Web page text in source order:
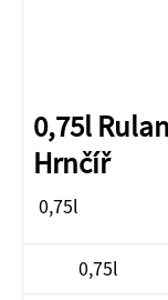
0,75l
Hrnčíř
0,75l
0,75l